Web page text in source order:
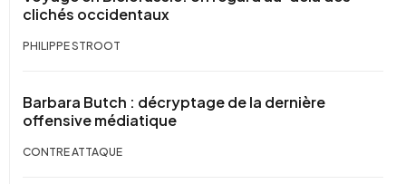
clichés occidentaux
PHILIPPE STROOT
Barbara Butch : décryptage de la dernière
offensive médiatique
CONTRE ATTAQUE